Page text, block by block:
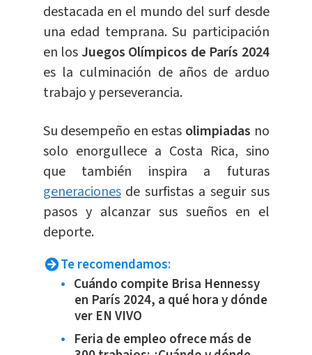
destacada en el mundo del surf desde
una edad temprana. Su participación
en los Juegos Olímpicos de París 2024
es la culminación de años de arduo
trabajo y perseverancia.
Su desempeño en estas olimpiadas no
solo enorgullece a Costa Rica, sino
que también inspira a futuras
generacionesde surfistas a seguir sus
pasos y alcanzar sus sueños en el
deporte.
Te recomendamos:
Cuándo compite Brisa Hennessy
en París 2024, a qué hora y dónde
ver EN VIVO
Feria de empleo ofrece más de